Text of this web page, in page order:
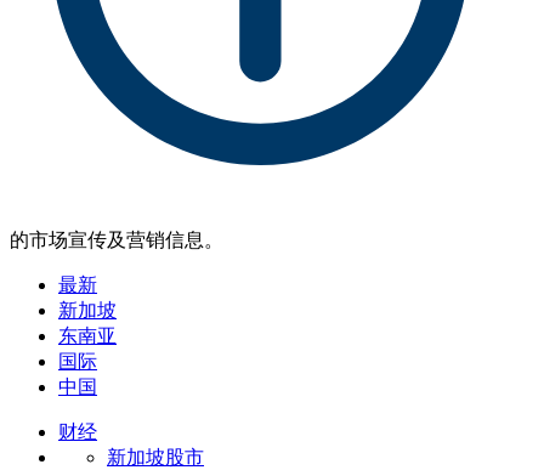
的市场宣传及营销信息。
最新
新加坡
东南亚
国际
中国
财经
新加坡股市